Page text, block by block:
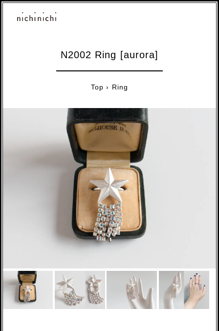
N2002 Ring [aurora]
Top › Ring